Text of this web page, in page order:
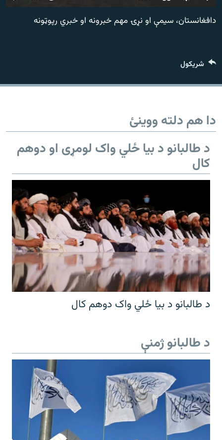
د ازادې اروپا/ ازادي راډيو ټولې پاڼې
720p
دافغانستان، سیمې او نړۍ مهم خبرونه او خبري رپوټونه
شريکول
دا هم دلته ووینئ
د طالبانو د بیا ځلي واک لومړی او دوهم
کال
د طالبانو د بیا ځلي واک دوهم کال
د طالبانو ژمنې